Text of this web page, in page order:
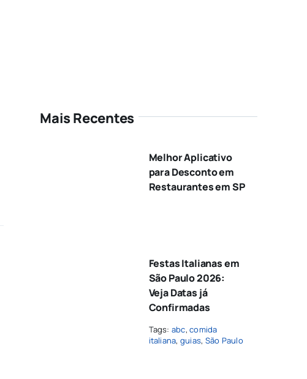
Mais Recentes
Melhor Aplicativo
para Desconto em
Restaurantes em SP
Festas Italianas em
São Paulo 2026:
Veja Datas já
Confirmadas
Tags: abc,comida
italiana, guias, São Paulo